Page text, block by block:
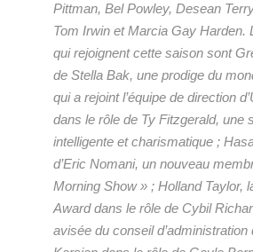
Pittman, Bel Powley, Desean
Tom Irwin et Marcia Gay Harden.
qui rejoignent cette saison sont
de Stella Bak, une prodige du
qui a rejoint l’équipe de direction
dans le rôle de Ty Fitzgerald, une
intelligente et charismatique ;
d’Eric Nomani, un nouveau
Morning Show » ; Holland Taylor,
Award dans le rôle de Cybil
avisée du conseil d’administration